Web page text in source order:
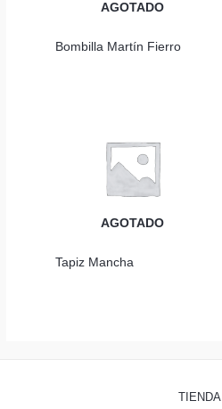
AGOTADO
Bombilla Martín Fierro
AGOTADO
Tapiz Mancha
TIENDA